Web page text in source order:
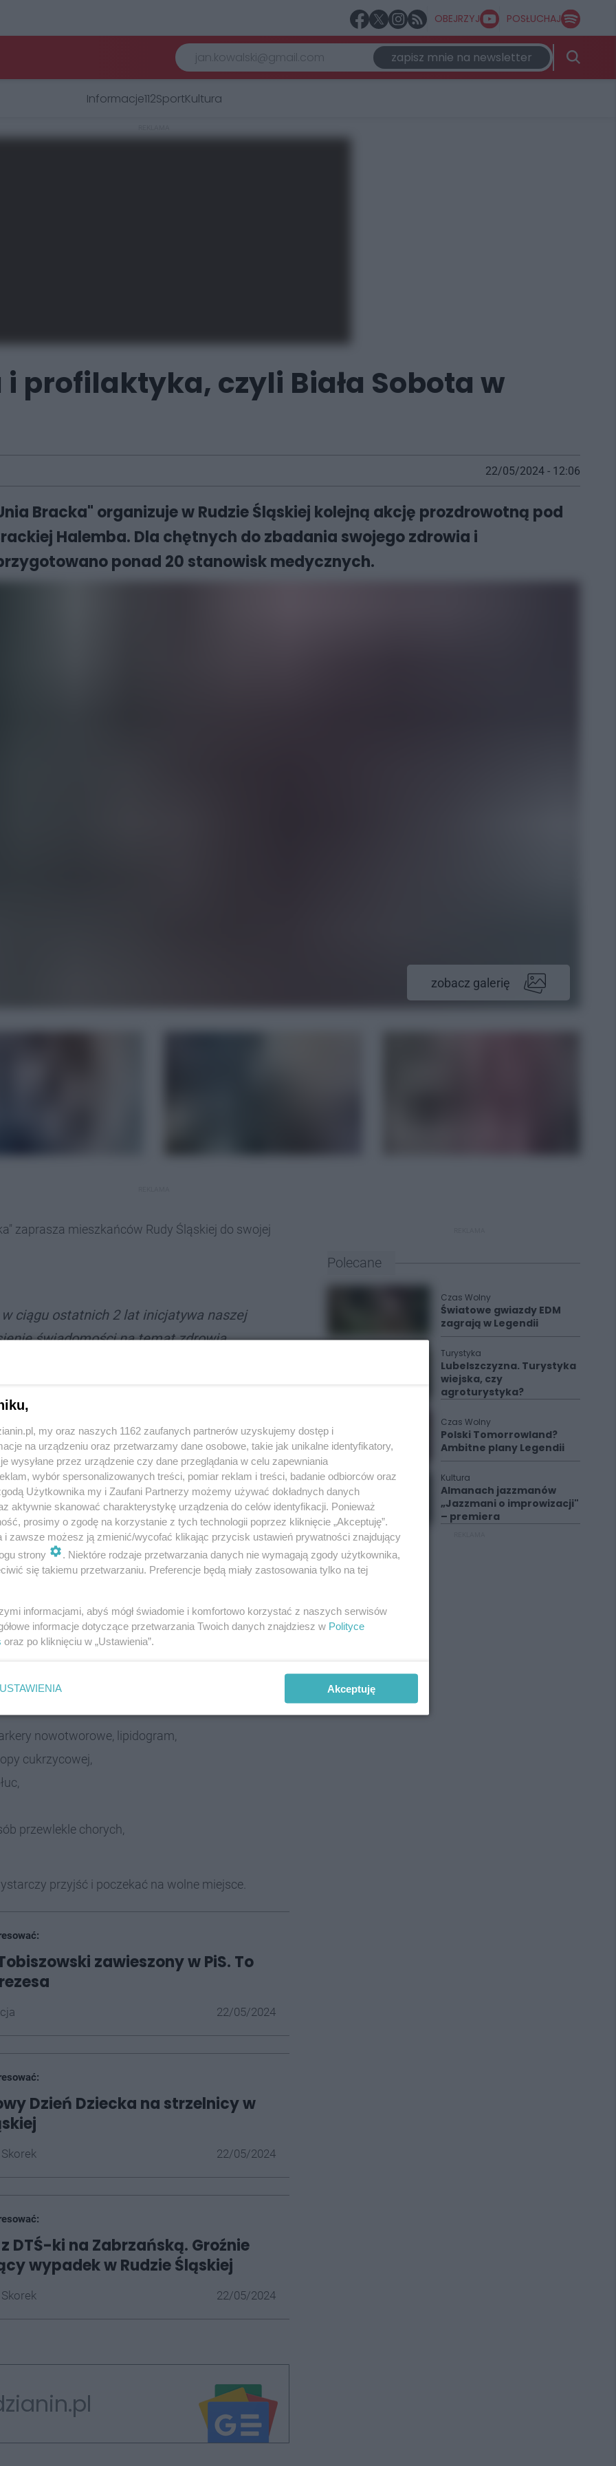
OBEJRZYJ POSŁUCHAJ
zapisz mnie na newsletter
Informacje112SportKultura
profilaktyka, czyli Biała Sobota w
22/05/2024 - 12:06
Bracka" organizuje w Rudzie Śląskiej kolejną akcję prozdrowotną pod
Halemba. Dla chętnych do zbadania swojego zdrowia i
ponad 20 stanowisk medycznych.
zobacz galerię
zaprasza mieszkańców Rudy Śląskiej do swojej
ciągu ostatnich 2 lat inicjatywa naszej
świadomości na temat zdrowia
umożliwienie skorzystania z wielu
i konsultacji specjalistów w jednym miejscu i
do dyspozycji będzie ponad 20 stanowisk
z:
z konsultacją lekarską,
okulisty,
i fali uderzeniowej,
ze wstępnym badaniem,
nowotworowe, lipidogram,
cukrzycowej,
przewlekle chorych,
przyjść i poczekać na wolne miejsce.
zawieszony w PiS. To
22/05/2024
Dzień Dziecka na strzelnicy w
22/05/2024
z DTŚ-ki na Zabrzańską. Groźnie
wypadek w Rudzie Śląskiej
22/05/2024
Polecane
Czas Wolny
Światowe gwiazdy EDM
zagrają w Legendii
Turystyka
Lubelszczyzna. Turystyka
wiejska, czy
agroturystyka?
Czas Wolny
Polski Tomorrowland?
Ambitne plany Legendii
Kultura
Almanach jazzmanów
„Jazzmani o improwizacji"
– premiera
my oraz naszych 1162 zaufanych partnerów uzyskujemy dostęp i
na urządzeniu oraz przetwarzamy dane osobowe, takie jak unikalne identyfikatory,
wysyłane przez urządzenie czy dane przeglądania w celu zapewniania
wybór spersonalizowanych treści, pomiar reklam i treści, badanie odbiorców oraz
Użytkownika my i Zaufani Partnerzy możemy używać dokładnych danych
aktywnie skanować charakterystykę urządzenia do celów identyfikacji. Ponieważ
prosimy o zgodę na korzystanie z tych technologii poprzez kliknięcie „Akceptuję”.
i zawsze możesz ją zmienić/wycofać klikając przycisk ustawień prywatności znajdujący
strony
. Niektóre rodzaje przetwarzania danych nie wymagają zgody użytkownika,
się takiemu przetwarzaniu. Preferencje będą miały zastosowania tylko na tej
informacjami, abyś mógł świadomie i komfortowo korzystać z naszych serwisów
informacje dotyczące przetwarzania Twoich danych znajdziesz w Polityce
oraz po kliknięciu w „Ustawienia”.
USTAWIENIA Akceptuję